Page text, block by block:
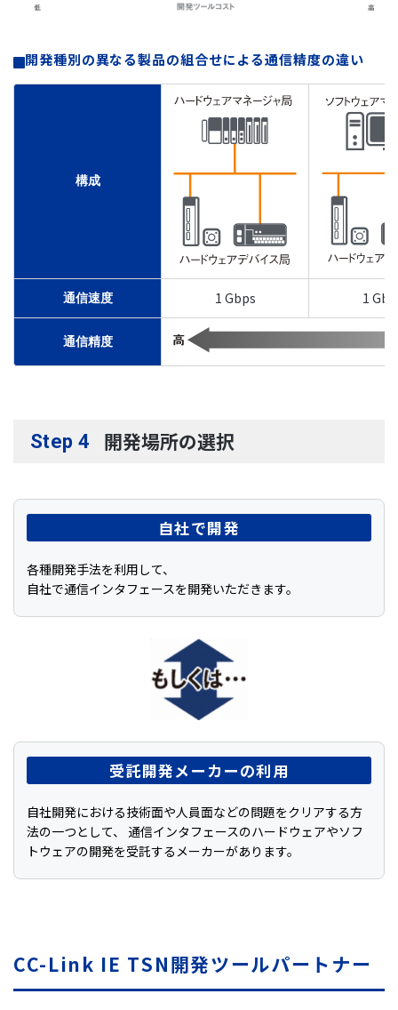
開発種別の異なる製品の組合せによる通信精度の違い
構成
通信速度 1 Gbps 1
通信精度
Step 4 開発場所の選択
自社で開発
各種開発手法を利用して、
自社で通信インタフェースを開発いただきます。
受託開発メーカーの利用
自社開発における技術面や人員面などの問題をクリアする方
法の一つとして、 通信インタフェースのハードウェアやソフ
トウェアの開発を受託するメーカーがあります。
CC-Link IE TSN開発ツールパートナー